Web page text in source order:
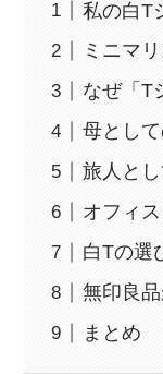
私の白T
ミニマ
なぜ「T
母とし
旅人と
オフィ
白Tの選
無印良
まとめ